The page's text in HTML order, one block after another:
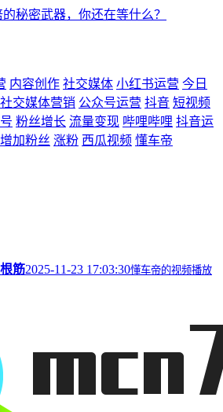
秘密武器，你还在等什么？
内容创作 社交媒体 小红书运营 今日
社交媒体营销 公众号运营 抖音 短视频
粉丝增长 流量变现 哔哩哔哩 抖音运
增加粉丝 涨粉 西瓜视频 懂车帝
筋2025-11-23 17:03:30懂车帝的视频播放